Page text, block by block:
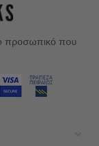
προσωπικό που